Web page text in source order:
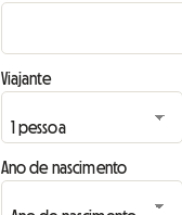
Viajante
Ano de nascimento